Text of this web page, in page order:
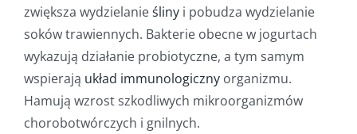
zwiększa wydzielanieśliny i pobudza wydzielanie
soków trawiennych. Bakterie obecne w jogurtach
wykazują działanie probiotyczne, a tym samym
wspierają układ immunologiczny organizmu.
Hamują wzrost szkodliwych mikroorganizmów
chorobotwórczych i gnilnych.